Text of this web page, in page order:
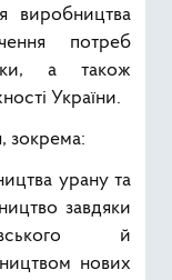
виробництва
потреб
а також
України.
зокрема:
урану та
завдяки
й
нових